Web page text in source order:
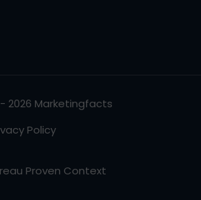
2026 Marketingfacts
Policy
Proven Context